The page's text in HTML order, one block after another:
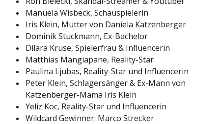
Manuela Wisbeck, Schauspielerin
Iris Klein, Mutter von Daniela Katzenberger
Dominik Stuckmann, Ex-Bachelor
Dilara Kruse, Spielerfrau & Influencerin
Matthias Mangiapane, Reality-Star
Paulina Ljubas, Reality-Star und Influencerin
Peter Klein, Schlagersänger & Ex-Mann von
Katzenberger-Mama Iris Klein
Yeliz Koc, Reality-Star und Influencerin
Wildcard Gewinner: Marco Strecker